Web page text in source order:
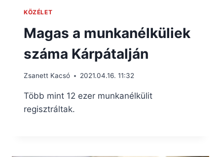
KÖZÉLET
Magas a munkanélküliek
száma Kárpátalján
Zsanett Kacsó 2021.04.16. 11:32
Több mint 12 ezer munkanélkülit
regisztráltak.